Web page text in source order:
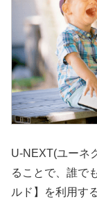
U-NEXT(ユーネ
ることで、誰で
ルド】を利用す